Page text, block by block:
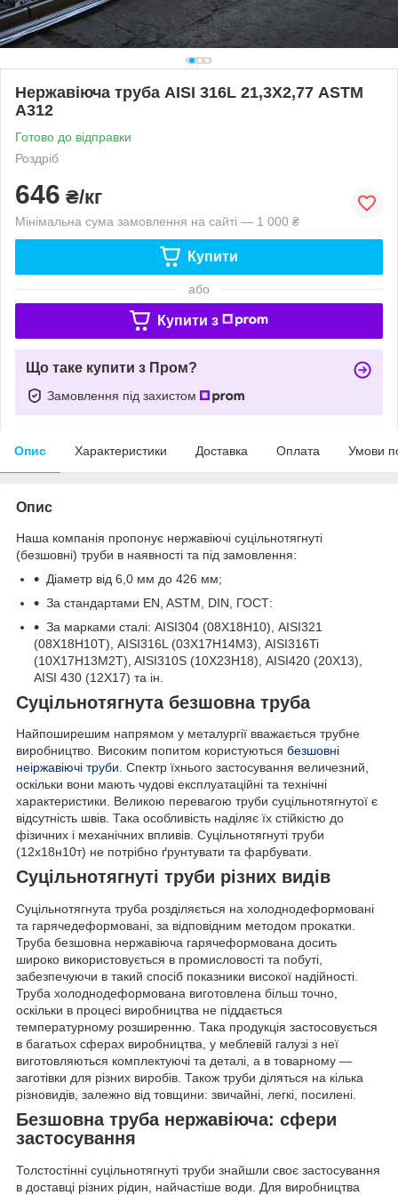
Нержавіюча труба AISI 316L 21,3Х2,77 ASTM
A312
Готово до відправки
Роздріб
646 ₴/кг
Мінімальна сума замовлення на сайті — 1 000 ₴
Купити
або
Купити з
Що таке купити з Пром?
Замовлення під захистом
Опис Характеристики Доставка Оплата Умови
Опис
Наша компанія пропонує нержавіючі суцільнотягнуті
(безшовні) труби в наявності та під замовлення:
Діаметр від 6,0 мм до 426 мм;
За стандартами EN, ASTM, DIN, ГОСТ:
За марками сталі: AISI304 (08Х18Н10), AISI321
(08Х18Н10Т), AISI316L (03Х17Н14М3), AISI316Ti
(10Х17Н13М2T), AISI310S (10Х23Н18), AISI420 (20Х13),
AISI 430 (12Х17) та ін.
Суцільнотягнута безшовна труба
Найпоширешим напрямом у металургії вважається трубне
виробництво. Високим попитом користуються безшовні
неіржавіючі труби. Спектр їхнього застосування величезний,
оскільки вони мають чудові експлуатаційні та технічні
характеристики. Великою перевагою труби суцільнотягнутої є
відсутність швів. Така особливість наділяє їх стійкістю до
фізичних і механічних впливів. Суцільнотягнуті труби
(12х18н10т) не потрібно ґрунтувати та фарбувати.
Суцільнотягнуті труби різних видів
Суцільнотягнута труба розділяється на холоднодеформовані
та гарячедеформовані, за відповідним методом прокатки.
Труба безшовна нержавіюча гарячеформована досить
широко використовується в промисловості та побуті,
забезпечуючи в такий спосіб показники високої надійності.
Труба холоднодеформована виготовлена більш точно,
оскільки в процесі виробництва не піддається
температурному розширенню. Така продукція застосовується
в багатьох сферах виробництва, у меблевій галузі з неї
виготовляються комплектуючі та деталі, а в товарному —
заготівки для різних виробів. Також труби діляться на кілька
різновидів, залежно від товщини: звичайні, легкі, посилені.
Безшовна труба нержавіюча: сфери
застосування
Толстостінні суцільнотягнуті труби знайшли своє застосування
в доставці різних рідин, найчастіше води. Для виробництва